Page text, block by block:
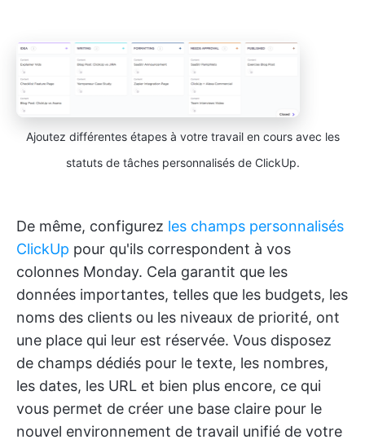
Ajoutez différentes étapes à votre travail en cours avec les
statuts de tâches personnalisés de ClickUp.
De même, configurez les champs personnalisés
ClickUp pour qu'ils correspondent à vos
colonnes Monday. Cela garantit que les
données importantes, telles que les budgets, les
noms des clients ou les niveaux de priorité, ont
une place qui leur est réservée. Vous disposez
de champs dédiés pour le texte, les nombres,
les dates, les URL et bien plus encore, ce qui
vous permet de créer une base claire pour le
nouvel environnement de travail unifié de votre